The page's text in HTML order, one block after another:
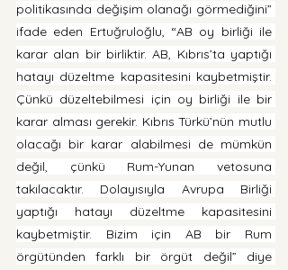
politikasında değişim olanağı görmediğini”
ifade eden Ertuğruloğlu, “AB oy birliği ile
karar alan bir birliktir. AB, Kıbrıs’ta yaptığı
hatayı düzeltme kapasitesini kaybetmiştir.
Çünkü düzeltebilmesi için oy birliği ile bir
karar alması gerekir. Kıbrıs Türkü’nün mutlu
olacağı bir karar alabilmesi de mümkün
değil, çünkü Rum-Yunan vetosuna
takılacaktır. Dolayısıyla Avrupa Birliği
yaptığı hatayı düzeltme kapasitesini
kaybetmiştir. Bizim için AB bir Rum
örgütünden farklı bir örgüt değil” diye